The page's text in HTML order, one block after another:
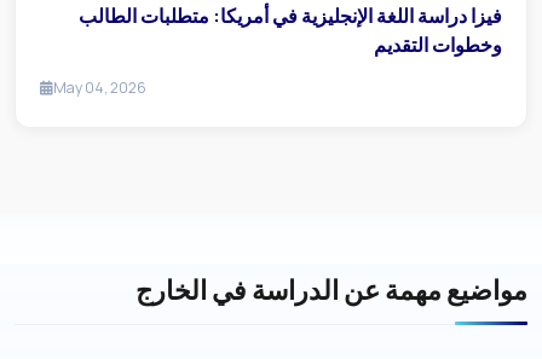
فيزا دراسة اللغة الإنجليزية في أمريكا: متطلبات الطالب
وخطوات التقديم
May 04, 2026
مواضيع مهمة عن الدراسة في الخارج